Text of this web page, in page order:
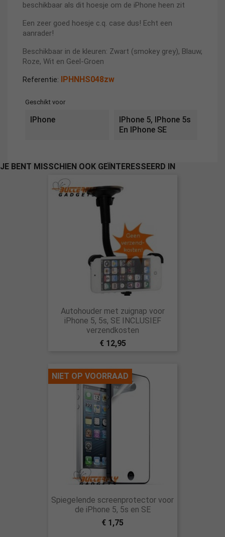
beschikbaar als dit hoesje om de iPhone heen zit
Een zeer goed hoesje c.q. case dus! Echt een
aanrader!
Beschikbaar in de kleuren: Zwart (smokey grey), Blauw,
Roze, Wit en Geel-Groen
Referentie: IPHNHS048zw
Geschikt voor
IPhone
IPhone 5, IPhone 5s
En IPhone SE
JE BENT MISSCHIEN OOK GEÏNTERESSEERD IN
Autohouder met zuignap voor
iPhone 5, 5s, SE INCLUSIEF
verzendkosten
€ 12,95
Spiegelende screenprotector voor
de iPhone 5, 5s en SE
€ 1,75
NIET OP VOORRAAD